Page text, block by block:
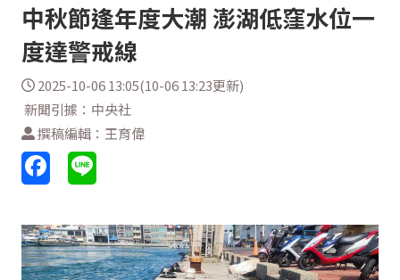
中秋節逢年度大潮 澎湖低窪水位一
度達警戒線
2025-10-06 13:05(10-06 13:23更新)
新聞引據：中央社
撰稿編輯：王育偉